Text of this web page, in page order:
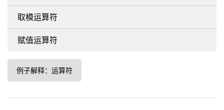
取模运算符
赋值运算符
例子解释：运算符